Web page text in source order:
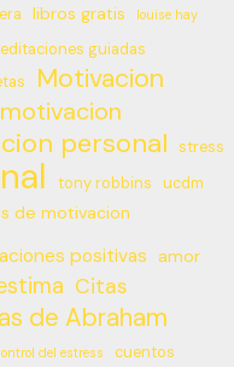
libros gratis louise hay
guiadas
Motivacion
personal stress
tony robbins
ucdm
de motivacion
positivas
amor
Citas
de Abraham
del estress cuentos